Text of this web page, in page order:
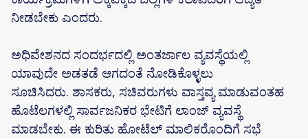
ನೀಡಬೇಕು ಎಂದರು.
ಅಧಿವೇಶನದ ಸಂದರ್ಭದಲ್ಲಿ ಅಂತರ್ಜಾಲ‌ ವ್ಯವಸ್ಥೆಯಲ್ಲಿ
ಯಾವುದೇ ಅಡತಡೆ ಆಗದಂತೆ‌ ನೋಡಿಕೊಳ್ಳಲು
ಸೂಚಿಸಿದರು. ಶಾಸಕರು, ಸಚಿವರುಗಳು ವಾಸ್ತವ್ಯ ಮಾಡುವಂತಹ
ಹೊಟೆಲಗಳಲ್ಲಿ ಸಾರ್ವಜನಿಕರ‌ ಭೇಟಿಗೆ ಲಾಂಜ್ ವ್ಯವಸ್ಥೆ
ಮಾಡಬೇಕು. ಈ ಕುರಿತು ಹೋಟೆಲ್‌ ಮಾಲಿಕರೊಂದಿಗೆ ಸಭೆ